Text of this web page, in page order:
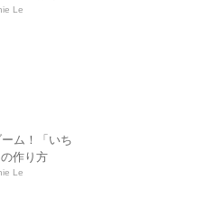
Le
ム！「いち
作り方
Le